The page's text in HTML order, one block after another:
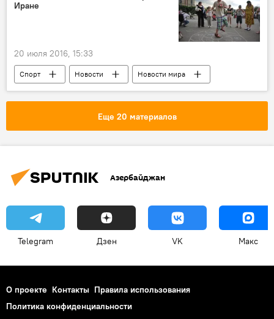
Иране
20 июля 2016, 15:33
Спорт Новости
Новости мира
Культура
ЖИЗНЬ
Иран
Еще 20 материалов
Азербайджан
Telegram Дзен VK Макс
О проекте Контакты Правила использования
Политика конфиденциальности